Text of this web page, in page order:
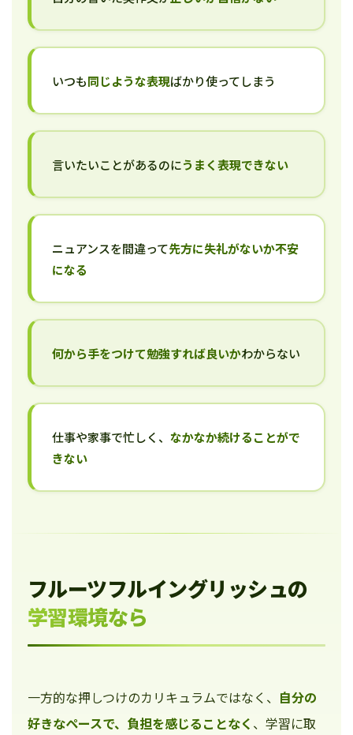
いつも同じような表現ばかり使ってしまう
言いたいことがあるのにうまく表現できない
ニュアンスを間違って先方に失礼がないか不安
になる
何から手をつけて勉強すれば良いかわからない
仕事や家事で忙しく、 なかなか続けることがで
きない
フルーツフルイングリッシュの
学習環境なら
一方的な押しつけのカリキュラムではなく、 自分の
好きなペースで、負担を感じることなく 、学習に取